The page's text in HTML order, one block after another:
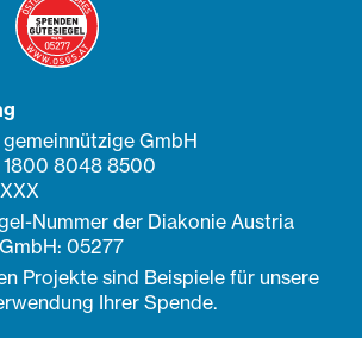
GmbH
1800 8048 8500
Nummer der Diakonie Austria
05277
Projekte sind Beispiele für unsere
Ihrer Spende.